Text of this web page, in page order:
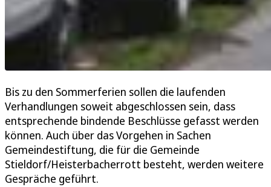
Bis zu den Sommerferien sollen die laufenden
Verhandlungen soweit abgeschlossen sein, dass
entsprechende bindende Beschlüsse gefasst werden
können. Auch über das Vorgehen in Sachen
Gemeindestiftung, die für die Gemeinde
Stieldorf/Heisterbacherrott besteht, werden weitere
Gespräche geführt.